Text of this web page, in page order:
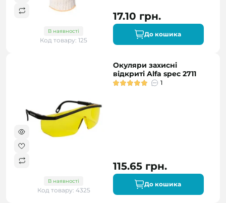
В наявності
Код товару: 125
17.10 грн.
До кошика
В наявності
Код товару: 4325
Окуляри захисні
відкриті Alfa spec 2711
1
115.65 грн.
До кошика